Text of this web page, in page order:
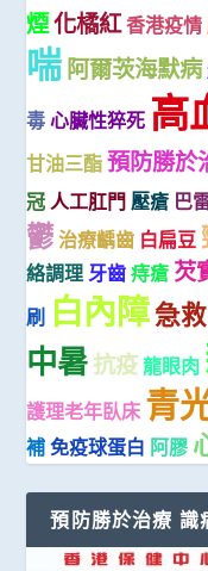
煙化橘紅香港疫情
喘阿爾茨海默病
毒 心臟性猝死 高
甘油三酯 預防勝於
冠 人工肛門 壓瘡 巴
鬱 治療齲齒 白扁豆
絡調理 牙齒 痔瘡 芡
刷 白內障急救
中暑抗疫 龍眼肉
護理老年臥床 青
補 免疫球蛋白 阿膠
預防勝於治療 識